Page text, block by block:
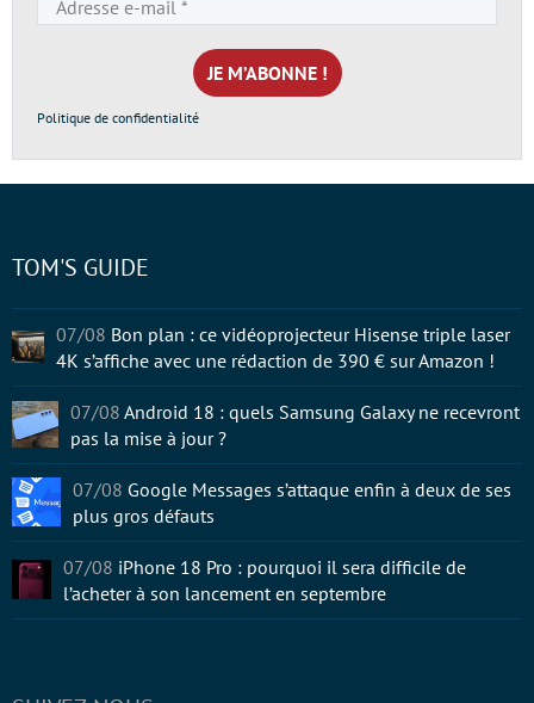
e-
mail
*
Politique de confidentialité
TOM'S GUIDE
07/08 Bon plan : ce vidéoprojecteur Hisense triple laser
4K s’affiche avec une rédaction de 390 € sur Amazon !
07/08 Android 18 : quels Samsung Galaxy ne recevront
pas la mise à jour ?
07/08 Google Messages s’attaque enfin à deux de ses
plus gros défauts
07/08 iPhone 18 Pro : pourquoi il sera difficile de
l’acheter à son lancement en septembre